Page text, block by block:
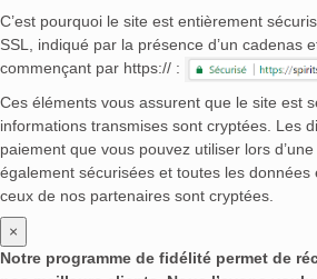
C’est pourquoi le site est entièrement
SSL, indiqué par la présence d’un cadenas
commençant par https:// :
Ces éléments vous assurent que le site est
informations transmises sont cryptées. Les
paiement que vous pouvez utiliser lors
également sécurisées et toutes les
ceux de nos partenaires sont cryptées.
×
Notre programme de fidélité permet de